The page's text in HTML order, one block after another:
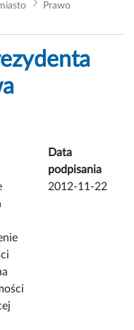
Prawo
Data
podpisania
2012-11-22